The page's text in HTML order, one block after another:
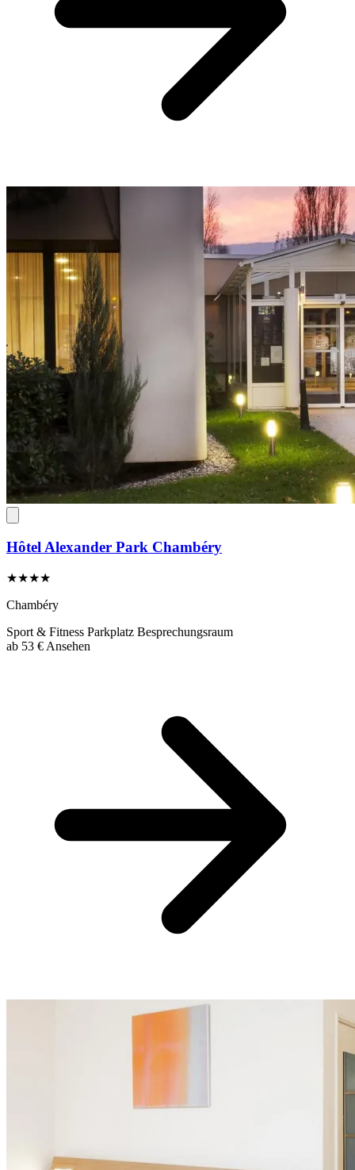
Hôtel Alexander Park Chambéry
★★★★
Chambéry
Sport & Fitness Parkplatz Besprechungsraum
ab 53 €Ansehen